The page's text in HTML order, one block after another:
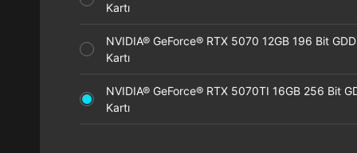
Kartı
NVIDIA® GeForce® RTX 5070 12GB 196 Bit
Kartı
NVIDIA® GeForce® RTX 5070TI 16GB 256 Bit
Kartı